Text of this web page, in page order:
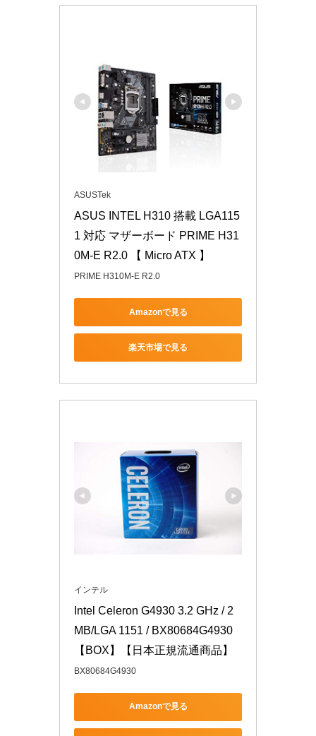
ASUSTek
ASUS INTEL H310 搭載 LGA115
1 対応 マザーボード PRIME H31
0M-E R2.0 【 Micro ATX 】
PRIME H310M-E R2.0
Amazonで見る
楽天市場で見る
インテル
Intel Celeron G4930 3.2 GHz / 2
MB/LGA 1151 / BX80684G4930
【BOX】【日本正規流通商品】
BX80684G4930
Amazonで見る